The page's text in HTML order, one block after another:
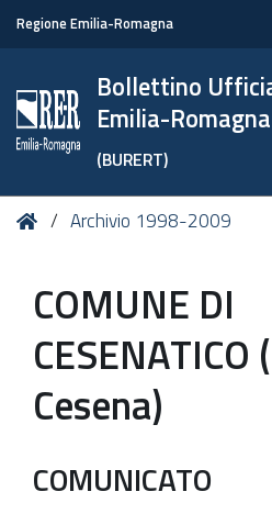
Regione Emilia-Romagna
Bollettino
Emilia-Romagna
(BURERT)
Tu HomeArchivio 1998-2009
COMUNE DI
Cesena)
COMUNICATO